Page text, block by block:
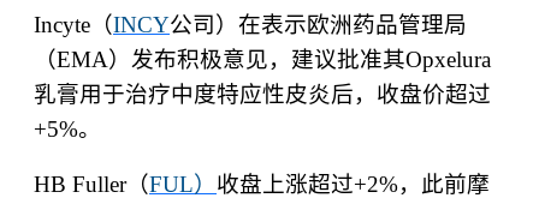
Incyte （INCY公司）在表示欧洲药品管理局
（EMA）发布积极意见，建议批准其Opxelura
乳膏用于治疗中度特应性皮炎后，收盘价超过
+5%。
HB Fuller（FUL） 收盘上涨超过+2%，此前摩